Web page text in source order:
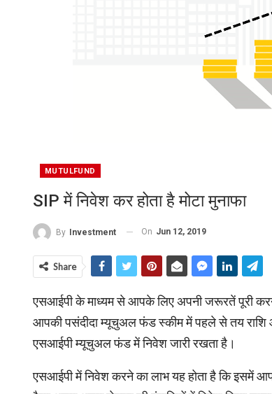
MUTULFUND
SIP में निवेश कर होता है मोटा मुनाफा
By Investment On Jun 12, 2019
Share
एसआईपी के माध्यम से आपके लिए अपनी जरूरतें पूरी
आपकी पसंदीदा म्यूचुअल फंड स्कीम में पहले से तय राशि
एसआईपी म्यूचुअल फंड में निवेश जारी रखता है।
एसआईपी में निवेश करने का लाभ यह होता है कि इसमें